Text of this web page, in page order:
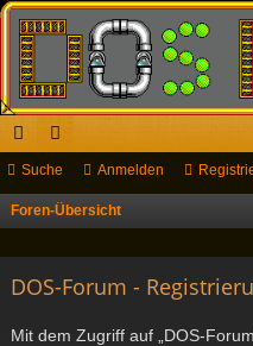
ch
ne
ug
or
en
Suche Anmelden
Foren-Übersicht
DOS-Forum -
Mit dem Zugriff auf „DOS-